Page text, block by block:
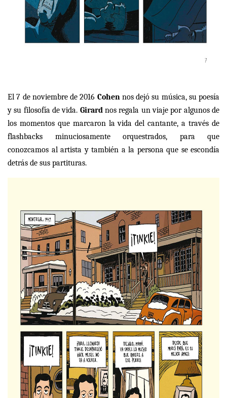
El 7 de noviembre de 2016 Cohennos dejó su música, su poesía
y su filosofía de vida. Girardnos regala un viaje por algunos de
los momentos que marcaron la vida del cantante, a través de
flashbacks minuciosamente orquestrados, para que
conozcamos al artista y también a la persona que se escondía
detrás de sus partituras.